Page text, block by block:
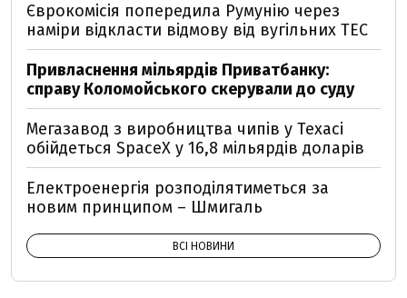
Єврокомісія попередила Румунію через
наміри відкласти відмову від вугільних ТЕС
Привласнення мільярдів Приватбанку:
справу Коломойського скерували до суду
Мегазавод з виробництва чипів у Техасі
обійдеться SpaceX у 16,8 мільярдів доларів
Електроенергія розподілятиметься за
новим принципом – Шмигаль
ВСІ НОВИНИ